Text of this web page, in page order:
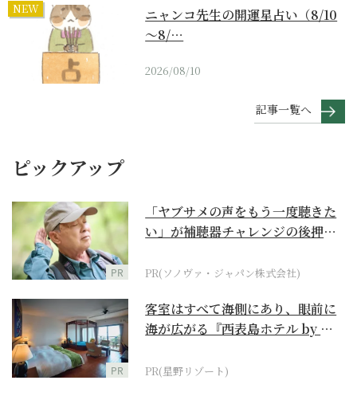
NEW
ニャンコ先生の開運星占い（8/10
～8/…
2026/08/10
記事一覧へ
ピックアップ
PR
「ヤブサメの声をもう一度聴きた
い」が補聴器チャレンジの後押し
PR(ソノヴァ・ジャパン株式会社)
PR
客室はすべて海側にあり、眼前に
海が広がる『西表島ホテル by 星
PR(星野リゾート)